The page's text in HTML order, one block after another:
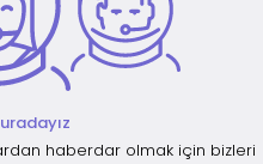
haberdar olmak için bizleri